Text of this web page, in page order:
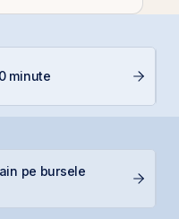
minute
pe bursele